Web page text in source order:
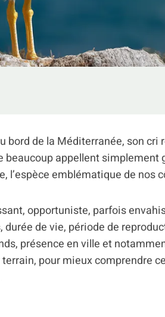
bord de la Méditerranée, son
beaucoup appellent
l’espèce emblématique de nos
opportuniste, parfois
durée de vie, période de
présence en ville et
pour mieux comprendre